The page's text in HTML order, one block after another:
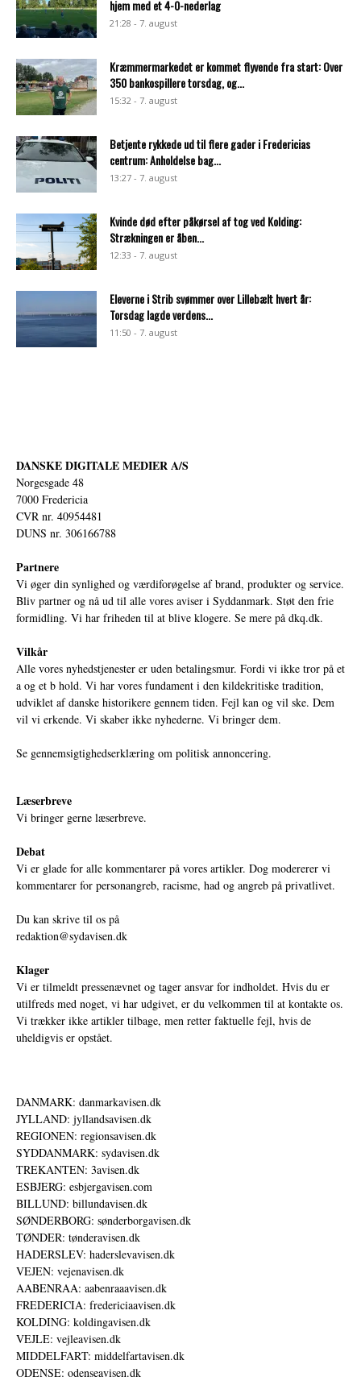
hjem med et 4-0-nederlag
21:28 - 7. august
Kræmmermarkedet er kommet flyvende fra start: Over
350 bankospillere torsdag, og...
15:32 - 7. august
Betjente rykkede ud til flere gader i Fredericias
centrum: Anholdelse bag...
13:27 - 7. august
Kvinde død efter påkørsel af tog ved Kolding:
Strækningen er åben...
12:33 - 7. august
Eleverne i Strib svømmer over Lillebælt hvert år:
Torsdag lagde verdens...
11:50 - 7. august
DANSKE DIGITALE MEDIER A/S
Norgesgade 48
7000 Fredericia
CVR nr. 40954481
DUNS nr. 306166788
Partnere
Vi øger din synlighed og værdiforøgelse af brand, produkter og service.
Bliv partner og nå ud til alle vores aviser i Syddanmark. Støt den frie
formidling. Vi har friheden til at blive klogere. Se mere på dkq.dk.
Vilkår
Alle vores nyhedstjenester er uden betalingsmur. Fordi vi ikke tror på et
a og et b hold. Vi har vores fundament i den kildekritiske tradition,
udviklet af danske historikere gennem tiden. Fejl kan og vil ske. Dem
vil vi erkende. Vi skaber ikke nyhederne. Vi bringer dem.
Se gennemsigtighedserklæring om politisk annoncering.
Læserbreve
Vi bringer gerne læserbreve.
Debat
Vi er glade for alle kommentarer på vores artikler. Dog modererer vi
kommentarer for personangreb, racisme, had og angreb på privatlivet.
Du kan skrive til os på
redaktion@sydavisen.dk
Klager
Vi er tilmeldt pressenævnet og tager ansvar for indholdet. Hvis du er
utilfreds med noget, vi har udgivet, er du velkommen til at kontakte os.
Vi trækker ikke artikler tilbage, men retter faktuelle fejl, hvis de
uheldigvis er opstået.
DANMARK: danmarkavisen.dk
JYLLAND: jyllandsavisen.dk
REGIONEN: regionsavisen.dk
SYDDANMARK: sydavisen.dk
TREKANTEN: 3avisen.dk
ESBJERG: esbjergavisen.com
BILLUND: billundavisen.dk
SØNDERBORG: sønderborgavisen.dk
TØNDER: tønderavisen.dk
HADERSLEV: haderslevavisen.dk
VEJEN: vejenavisen.dk
AABENRAA: aabenraaavisen.dk
FREDERICIA: fredericiaavisen.dk
KOLDING: koldingavisen.dk
VEJLE: vejleavisen.dk
MIDDELFART: middelfartavisen.dk
ODENSE: odenseavisen.dk